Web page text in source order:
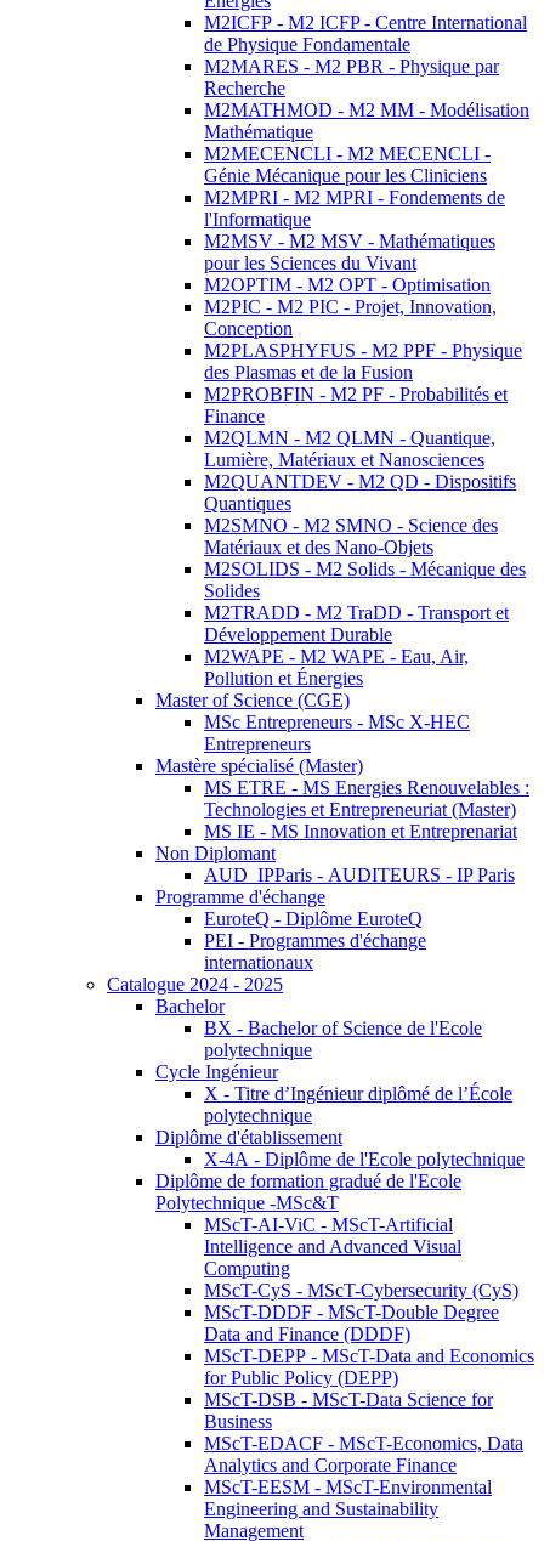
M2ICFP - M2 ICFP - Centre International
de Physique Fondamentale
M2MARES - M2 PBR - Physique par
Recherche
M2MATHMOD - M2 MM - Modélisation
Mathématique
M2MECENCLI - M2 MECENCLI -
Génie Mécanique pour les Cliniciens
M2MPRI - M2 MPRI - Fondements de
l'Informatique
M2MSV - M2 MSV - Mathématiques
pour les Sciences du Vivant
M2OPTIM - M2 OPT - Optimisation
M2PIC - M2 PIC - Projet, Innovation,
Conception
M2PLASPHYFUS - M2 PPF - Physique
des Plasmas et de la Fusion
M2PROBFIN - M2 PF - Probabilités et
Finance
M2QLMN - M2 QLMN - Quantique,
Lumière, Matériaux et Nanosciences
M2QUANTDEV - M2 QD - Dispositifs
Quantiques
M2SMNO - M2 SMNO - Science des
Matériaux et des Nano-Objets
M2SOLIDS - M2 Solids - Mécanique des
Solides
M2TRADD - M2 TraDD - Transport et
Développement Durable
M2WAPE - M2 WAPE - Eau, Air,
Pollution et Énergies
Master of Science (CGE)
MSc Entrepreneurs - MSc X-HEC
Entrepreneurs
Mastère spécialisé (Master)
MS ETRE - MS Energies Renouvelables :
Technologies et Entrepreneuriat (Master)
MS IE - MS Innovation et Entreprenariat
Non Diplomant
AUD_IPParis - AUDITEURS - IP Paris
Programme d'échange
EuroteQ - Diplôme EuroteQ
PEI - Programmes d'échange
internationaux
Catalogue 2024 - 2025
Bachelor
BX - Bachelor of Science de l'Ecole
polytechnique
Cycle Ingénieur
X - Titre d’Ingénieur diplômé de l’École
polytechnique
Diplôme d'établissement
X-4A - Diplôme de l'Ecole polytechnique
Diplôme de formation gradué de l'Ecole
Polytechnique -MSc&T
MScT-AI-ViC - MScT-Artificial
Intelligence and Advanced Visual
Computing
MScT-CyS - MScT-Cybersecurity (CyS)
MScT-DDDF - MScT-Double Degree
Data and Finance (DDDF)
MScT-DEPP - MScT-Data and Economics
for Public Policy (DEPP)
MScT-DSB - MScT-Data Science for
Business
MScT-EDACF - MScT-Economics, Data
Analytics and Corporate Finance
MScT-EESM - MScT-Environmental
Engineering and Sustainability
Management